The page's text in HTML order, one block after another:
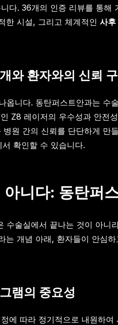
다. 36개의 인증 리뷰를 통해
한 시설, 그리고 체계적인 사후
와 환자와의 신뢰
옵니다. 동탄퍼스트안과는
인 Z8 레이저의 우수성과 안전
원 간의 신뢰를 단단하게 만
서 확인할 수 있습니다.
아니다: 동탄퍼
수술실에서 끝나는 것이 아
는 개념 아래, 환자들이 안심
램의 중요성
에 따라 정기적으로 내원하